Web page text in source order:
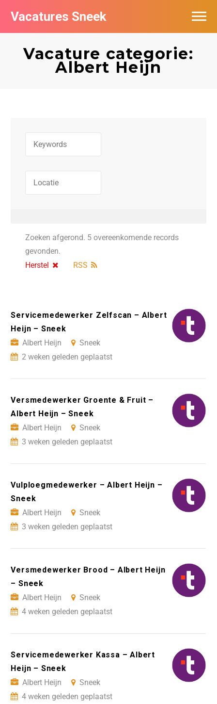
Vacatures Sneek
Vacature categorie:
Albert Heijn
Zoeken afgerond. 5 overeenkomende records
gevonden.
Herstel
RSS
Servicemedewerker Zelfscan – Albert
Heijn – Sneek
Albert Heijn
Sneek
2 weken geleden geplaatst
Versmedewerker Groente & Fruit –
Albert Heijn – Sneek
Albert Heijn
Sneek
3 weken geleden geplaatst
Vulploegmedewerker – Albert Heijn –
Sneek
Albert Heijn
Sneek
3 weken geleden geplaatst
Versmedewerker Brood – Albert Heijn
– Sneek
Albert Heijn
Sneek
4 weken geleden geplaatst
Servicemedewerker Kassa – Albert
Heijn – Sneek
Albert Heijn
Sneek
4 weken geleden geplaatst
Vacatures per bedrijf
De populairste vacatures in Sneek